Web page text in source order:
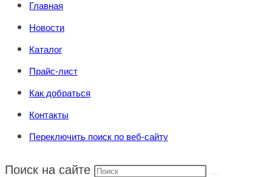
Главная
Новости
Каталог
Прайс-лист
Как добраться
Контакты
Переключить поиск по веб-сайту
Поиск на сайте